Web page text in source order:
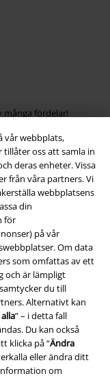
vår webbplats,
tillåter oss att samla in
deras enheter. Vissa
från våra partners. Vi
webbplatsens
din
för
på vår
Om data
som omfattas av ett
och är lämpligt
du till
Alternativt kan
” – i detta fall
Du kan också
klicka på “Ändra
eller ändra ditt
om
många fördelar!